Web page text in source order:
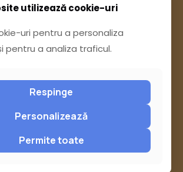
o sesizare pe Buzău City
Report
utilizează cookie-uri
uri pentru a personaliza
pentru a analiza traficul.
Respinge
Personalizează
Permite toate